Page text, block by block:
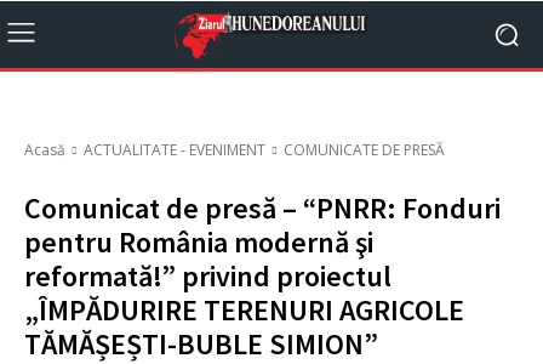
Acasă ACTUALITATE - EVENIMENT COMUNICATE DE PRESĂ
Comunicat de presă – “PNRR: Fonduri
pentru România modernă şi
reformată!” privind proiectul
„ÎMPĂDURIRE TERENURI AGRICOLE
TĂMĂȘEȘTI-BUBLE SIMION”